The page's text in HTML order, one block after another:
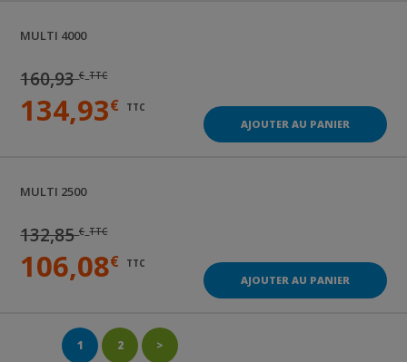
MULTI 4000
160,93€ TTC
134,93€ TTC
AJOUTER AU PANIER
MULTI 2500
132,85€ TTC
106,08€ TTC
AJOUTER AU PANIER
1 2 >